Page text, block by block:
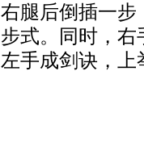
右腿后倒插一步
步式。同时，
左手成剑诀，